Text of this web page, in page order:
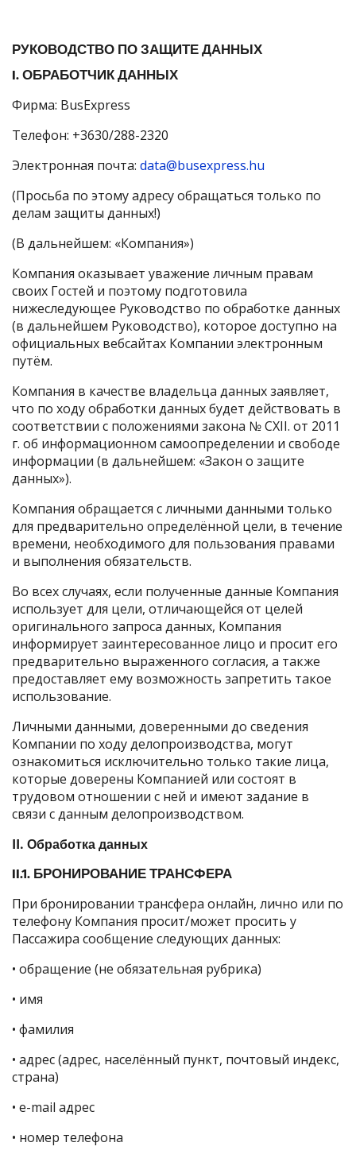
РУКОВОДСТВО ПО ЗАЩИТЕ ДАННЫХ
I. ОБРАБОТЧИК ДАННЫХ
Фирма: BusExpress
Телефон: +3630/288-2320
Электронная почта: data@busexpress.hu
(Просьба по этому адресу обращаться только по
делам защиты данных!)
(В дальнейшем: «Компания»)
Компания оказывает уважение личным правам
своих Гостей и поэтому подготовила
нижеследующее Руководство по обработке данных
(в дальнейшем Руководство), которое доступно на
официальных вебсайтах Компании электронным
путём.
Компания в качестве владельца данных заявляет,
что по ходу обработки данных будет действовать в
соответствии с положениями закона № CXII. от 2011
г. об информационном самоопределении и свободе
информации (в дальнейшем: «Закон о защите
данных»).
Компания обращается с личными данными только
для предварительно определённой цели, в течение
времени, необходимого для пользования правами
и выполнения обязательств.
Во всех случаях, если полученные данные Компания
использует для цели, отличающейся от целей
оригинального запроса данных, Компания
информирует заинтересованное лицо и просит его
предварительно выраженного согласия, а также
предоставляет ему возможность запретить такое
использование.
Личными данными, доверенными до сведения
Компании по ходу делопроизводства, могут
ознакомиться исключительно только такие лица,
которые доверены Компанией или состоят в
трудовом отношении с ней и имеют задание в
связи с данным делопроизводством.
II. Обработка данных
II.1. БРОНИРОВАНИЕ ТРАНСФЕРА
При бронировании трансфера онлайн, лично или по
телефону Компания просит/может просить у
Пассажира сообщение следующих данных:
• обращение (не обязательная рубрика)
• имя
• фамилия
• адрес (адрес, населённый пункт, почтовый индекс,
страна)
• e-mail адрес
• номер телефона